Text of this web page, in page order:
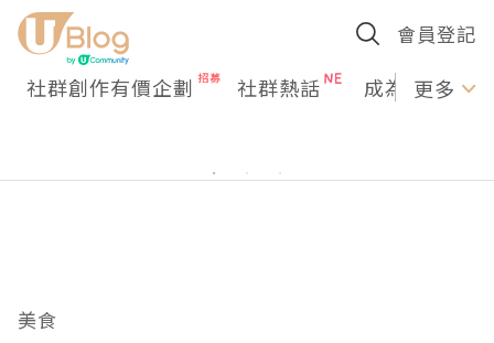
會員登記
社群創作有價企劃 社群熱話 成為U更多
美食